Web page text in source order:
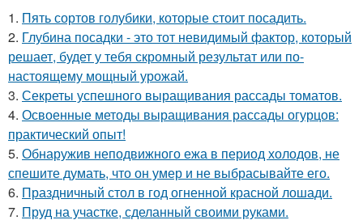
1. Пять сортов голубики, которые стоит посадить.
2. Глубина посадки - это тот невидимый фактор, который
решает, будет у тебя скромный результат или по-
настоящему мощный урожай.
3. Секреты успешного выращивания рассады томатов.
4. Освоенные методы выращивания рассады огурцов:
практический опыт!
5. Обнаружив неподвижного ежа в период холодов, не
спешите думать, что он умер и не выбрасывайте его.
6. Праздничный стол в год огненной красной лошади.
7. Пруд на участке, сделанный своими руками.